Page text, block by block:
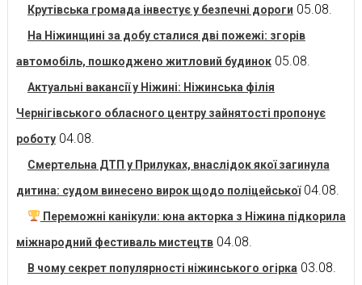
Крутівська громада інвестує у безпечні дороги 05.08.
На Ніжинщині за добу сталися дві пожежі: згорів
автомобіль, пошкоджено житловий будинок 05.08.
Актуальні вакансії у Ніжині: Ніжинська філія
Чернігівського обласного центру зайнятості пропонує
роботу 04.08.
Смертельна ДТП у Прилуках, внаслідок якої загинула
дитина: судом винесено вирок щодо поліцейської 04.08.
Переможні канікули: юна акторка з Ніжина підкорила
міжнародний фестиваль мистецтв 04.08.
В чому секрет популярності ніжинського огірка 03.08.